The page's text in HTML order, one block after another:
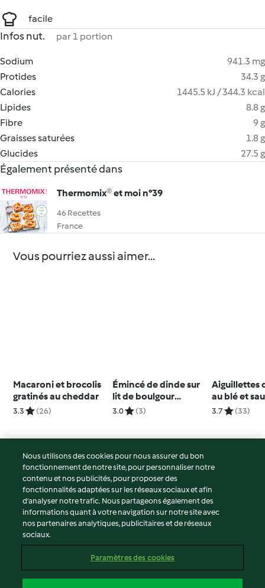
facile
Infos nut. par 1 portion
Sodium
941.3 mg
Protides
34.3 g
Calories
1445.5 kJ / 344.3 kcal
Lipides
8.8 g
Fibre
9 g
Graisses saturées
1.8 g
Glucides
27.5 g
Également présenté dans
Thermomix® et moi n°39
46 Recettes
France
Vous pourriez aussi aimer...
Macaroni et brocolis
gratinés au cheddar
3.3 (26)
Émincé de dinde sur
lit de boulgour
complet
3.0 (3)
Aiguillettes
au blé et
crémeuse à
3.7 (33)
© Copyright 2026
Conditions d'utilisation
Politique de confidentialité
Non-responsabilité
Mentions légales
Contenu du rapport
Nous utilisons des cookies pour nous assurer du bon
fonctionnement de notre site, pour personnaliser notre
contenu et nos publicités, pour proposer des
fonctionnalités adaptées sur les réseaux sociaux et afin
d’analyser notre trafic. Nous partageons également des
informations quant à votre navigation sur notre site avec
nos partenaires analytiques, publicitaires et de réseaux
sociaux.
Paramètres des cookies